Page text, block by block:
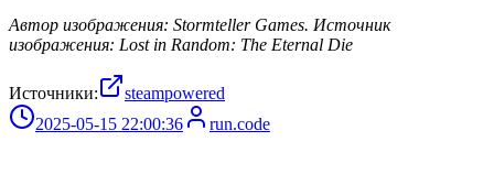
Автор изображения: Stormteller Games. Источник
изображения: Lost in Random: The Eternal Die
Источники:
steampowered
2025-05-15 22:00:36
run.code